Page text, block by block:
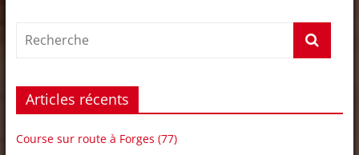
Articles récents
Course sur route à Forges (77)